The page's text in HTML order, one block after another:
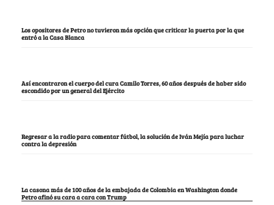
Los opositores de Petro no tuvieron más opción que criticar la puerta por la que
entró a la Casa Blanca
Así encontraron el cuerpo del cura Camilo Torres, 60 años después de haber sido
escondido por un general del Ejército
Regresar a la radio para comentar fútbol, la solución de Iván Mejía para luchar
contra la depresión
La casona más de 100 años de la embajada de Colombia en Washington donde
Petro afinó su cara a cara con Trump